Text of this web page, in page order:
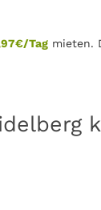
Tag mieten.